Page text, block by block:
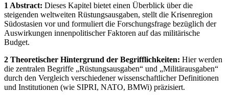
1 Abstract: Dieses Kapitel bietet einen Überblick über die
steigenden weltweiten Rüstungsausgaben, stellt die Krisenregion
Südostasien vor und formuliert die Forschungsfrage bezüglich der
Auswirkungen innenpolitischer Faktoren auf das militärische
Budget.
2 Theoretischer Hintergrund der Begrifflichkeiten: Hier werden
die zentralen Begriffe „Rüstungsausgaben“ und „Militärausgaben“
durch den Vergleich verschiedener wissenschaftlicher Definitionen
und Institutionen (wie SIPRI, NATO, BMWi) präzisiert.